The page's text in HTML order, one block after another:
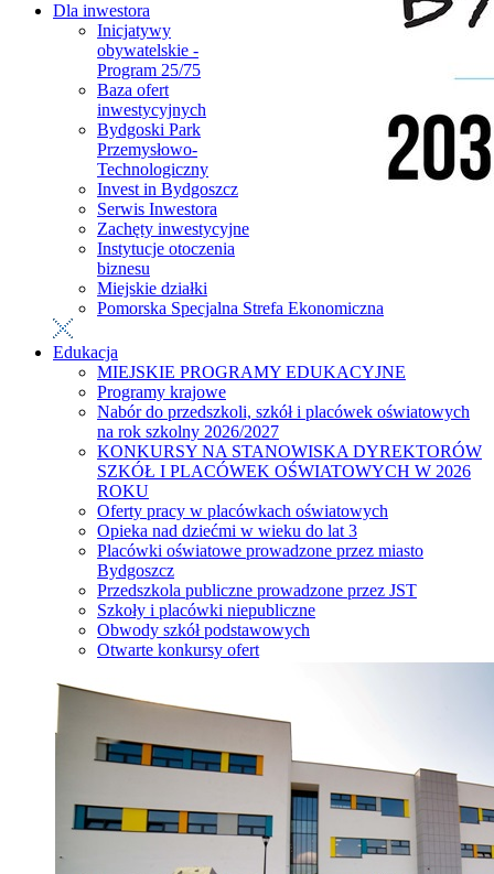
Dla inwestora
Inicjatywy
obywatelskie -
Program 25/75
Baza ofert
inwestycyjnych
Bydgoski Park
Przemysłowo-
Technologiczny
Invest in Bydgoszcz
Serwis Inwestora
Zachęty inwestycyjne
Instytucje otoczenia
biznesu
Miejskie działki
Pomorska Specjalna Strefa Ekonomiczna
Edukacja
MIEJSKIE PROGRAMY EDUKACYJNE
Programy krajowe
Nabór do przedszkoli, szkół i placówek oświatowych
na rok szkolny 2026/2027
KONKURSY NA STANOWISKA DYREKTORÓW
SZKÓŁ I PLACÓWEK OŚWIATOWYCH W 2026
ROKU
Oferty pracy w placówkach oświatowych
Opieka nad dziećmi w wieku do lat 3
Placówki oświatowe prowadzone przez miasto
Bydgoszcz
Przedszkola publiczne prowadzone przez JST
Szkoły i placówki niepubliczne
Obwody szkół podstawowych
Otwarte konkursy ofert